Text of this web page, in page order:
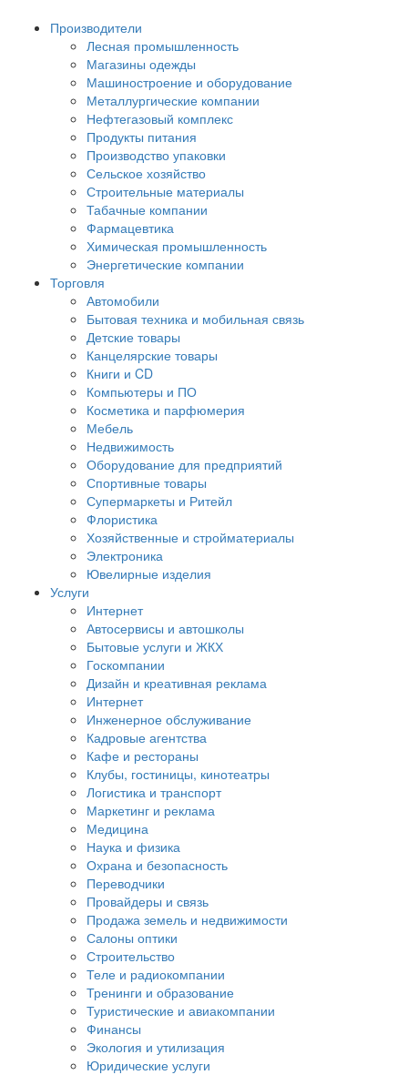
Производители
Лесная промышленность
Магазины одежды
Машиностроение и оборудование
Металлургические компании
Нефтегазовый комплекс
Продукты питания
Производство упаковки
Сельское хозяйство
Строительные материалы
Табачные компании
Фармацевтика
Химическая промышленность
Энергетические компании
Торговля
Автомобили
Бытовая техника и мобильная связь
Детские товары
Канцелярские товары
Книги и CD
Компьютеры и ПО
Косметика и парфюмерия
Мебель
Недвижимость
Оборудование для предприятий
Спортивные товары
Супермаркеты и Ритейл
Флористика
Хозяйственные и стройматериалы
Электроника
Ювелирные изделия
Услуги
Интернет
Автосервисы и автошколы
Бытовые услуги и ЖКХ
Госкомпании
Дизайн и креативная реклама
Интернет
Инженерное обслуживание
Кадровые агентства
Кафе и рестораны
Клубы, гостиницы, кинотеатры
Логистика и транспорт
Маркетинг и реклама
Медицина
Наука и физика
Охрана и безопасность
Переводчики
Провайдеры и связь
Продажа земель и недвижимости
Салоны оптики
Строительство
Теле и радиокомпании
Тренинги и образование
Туристические и авиакомпании
Финансы
Экология и утилизация
Юридические услуги